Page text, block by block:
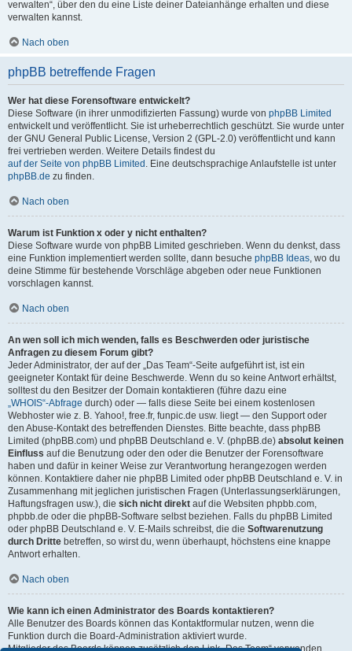
verwalten“, über den du eine Liste deiner Dateianhänge erhalten und diese
verwalten kannst.
Nach oben
phpBB betreffende Fragen
Wer hat diese Forensoftware entwickelt?
Diese Software (in ihrer unmodifizierten Fassung) wurde von phpBB Limited
entwickelt und veröffentlicht. Sie ist urheberrechtlich geschützt. Sie wurde unter
der GNU General Public License, Version 2 (GPL-2.0) veröffentlicht und kann
frei vertrieben werden. Weitere Details findest du
auf der Seite von phpBB Limited . Eine deutschsprachige Anlaufstelle ist unter
phpBB.de zu finden.
Nach oben
Warum ist Funktion x oder y nicht enthalten?
Diese Software wurde von phpBB Limited geschrieben. Wenn du denkst, dass
eine Funktion implementiert werden sollte, dann besuche phpBB Ideas, wo du
deine Stimme für bestehende Vorschläge abgeben oder neue Funktionen
vorschlagen kannst.
Nach oben
An wen soll ich mich wenden, falls es Beschwerden oder juristische
Anfragen zu diesem Forum gibt?
Jeder Administrator, der auf der „Das Team“-Seite aufgeführt ist, ist ein
geeigneter Kontakt für deine Beschwerde. Wenn du so keine Antwort erhältst,
solltest du den Besitzer der Domain kontaktieren (führe dazu eine
„WHOIS“-Abfrage durch) oder — falls diese Seite bei einem kostenlosen
Webhoster wie z. B. Yahoo!, free.fr, funpic.de usw. liegt — den Support oder
den Abuse-Kontakt des betreffenden Dienstes. Bitte beachte, dass phpBB
Limited (phpBB.com) und phpBB Deutschland e. V. (phpBB.de) absolut keinen
Einfluss auf die Benutzung oder den oder die Benutzer der Forensoftware
haben und dafür in keiner Weise zur Verantwortung herangezogen werden
können. Kontaktiere daher nie phpBB Limited oder phpBB Deutschland e. V. in
Zusammenhang mit jeglichen juristischen Fragen (Unterlassungserklärungen,
Haftungsfragen usw.), die sich nicht direkt auf die Websiten phpbb.com,
phpbb.de oder die phpBB-Software selbst beziehen. Falls du phpBB Limited
oder phpBB Deutschland e. V. E-Mails schreibst, die die Softwarenutzung
durch Dritte betreffen, so wirst du, wenn überhaupt, höchstens eine knappe
Antwort erhalten.
Nach oben
Wie kann ich einen Administrator des Boards kontaktieren?
Alle Benutzer des Boards können das Kontaktformular nutzen, wenn die
Funktion durch die Board-Administration aktiviert wurde.
Mitglieder des Boards können zusätzlich den Link „Das Team“ verwenden.